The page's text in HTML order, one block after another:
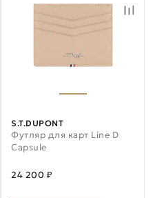
S.T.DUPONT
Футляр для карт Line D
Capsule
24 200 ₽